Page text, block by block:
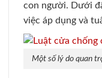
con người. Dưới
việc áp dụng và
Một số lý do quan